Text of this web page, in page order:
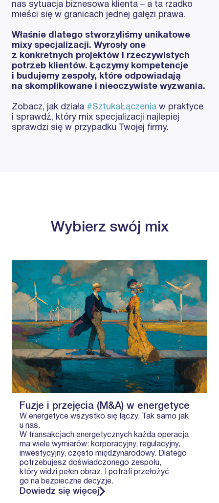
nas sytuacja biznesowa klienta – a ta rzadko
mieści się w granicach jednej gałęzi prawa.
Właśnie dlatego stworzyliśmy unikatowe
mixy specjalizacji. Wyrosły one
z konkretnych projektów i rzeczywistych
potrzeb klientów. Łączymy kompetencje
i budujemy zespoły, które odpowiadają
na skomplikowane i nieoczywiste wyzwania.
Zobacz, jak działa #SztukaŁączenia w praktyce
i sprawdź, który mix specjalizacji najlepiej
sprawdzi się w przypadku Twojej firmy.
Wybierz swój mix
Fuzje i przejęcia (M&A) w energetyce
W energetyce wszystko się łączy. Tak samo jak
u nas.
W transakcjach energetycznych każda operacja
ma wiele wymiarów: korporacyjny, regulacyjny,
inwestycyjny, często międzynarodowy. Dlatego
potrzebujesz doświadczonego zespołu,
który widzi pełen obraz. I potrafi przełożyć
go na bezpieczne decyzje.
Dowiedz się więcej